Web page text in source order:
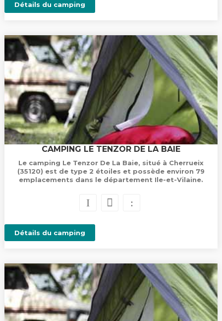
Détails du camping
CAMPING LE TENZOR DE LA BAIE
Le camping Le Tenzor De La Baie, situé à Cherrueix
(35120) est de type 2 étoiles et possède environ 79
emplacements dans le département Ile-et-Vilaine.
Détails du camping